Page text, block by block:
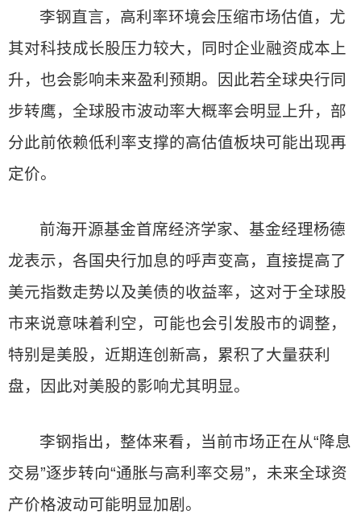
李钢直言，高利率环境会压缩市场估值，尤
其对科技成长股压力较大，同时企业融资成本上
升，也会影响未来盈利预期。因此若全球央行同
步转鹰，全球股市波动率大概率会明显上升，部
分此前依赖低利率支撑的高估值板块可能出现再
定价。
前海开源基金首席经济学家、基金经理杨德
龙表示，各国央行加息的呼声变高，直接提高了
美元指数走势以及美债的收益率，这对于全球股
市来说意味着利空，可能也会引发股市的调整，
特别是美股，近期连创新高，累积了大量获利
盘，因此对美股的影响尤其明显。
李钢指出，整体来看，当前市场正在从“降息
交易”逐步转向“通胀与高利率交易”，未来全球资
产价格波动可能明显加剧。